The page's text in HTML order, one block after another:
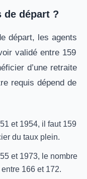
départ ?
départ, les agents
validé entre 159
d’une retraite
requis dépend de
et 1954, il faut 159
du taux plein.
et 1973, le nombre
166 et 172.